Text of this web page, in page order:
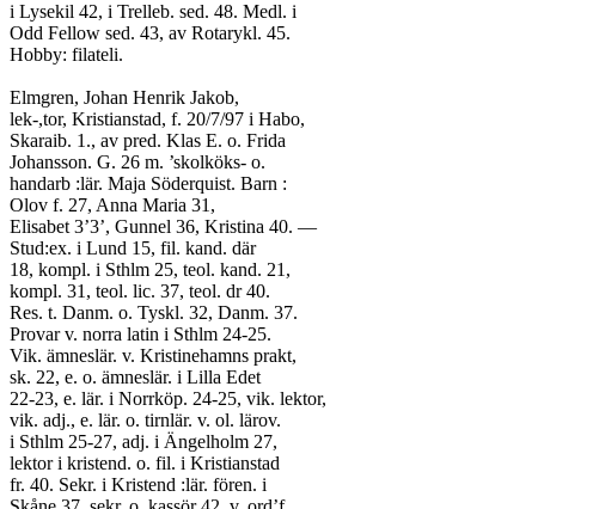
i Lysekil 42, i Trelleb. sed. 48. Medl. i
Odd Fellow sed. 43, av Rotarykl. 45.
Hobby: filateli.
Elmgren, Johan Henrik Jakob,
lek-,tor, Kristianstad, f. 20/7/97 i Habo,
Skaraib. 1., av pred. Klas E. o. Frida
Johansson. G. 26 m. ’skolköks- o.
handarb :lär. Maja Söderquist. Barn :
Olov f. 27, Anna Maria 31,
Elisabet 3’3’, Gunnel 36, Kristina 40. —
Stud:ex. i Lund 15, fil. kand. där
18, kompl. i Sthlm 25, teol. kand. 21,
kompl. 31, teol. lic. 37, teol. dr 40.
Res. t. Danm. o. Tyskl. 32, Danm. 37.
Provar v. norra latin i Sthlm 24-25.
Vik. ämneslär. v. Kristinehamns prakt,
sk. 22, e. o. ämneslär. i Lilla Edet
22-23, e. lär. i Norrköp. 24-25, vik. lektor,
vik. adj., e. lär. o. tirnlär. v. ol. lärov.
i Sthlm 25-27, adj. i Ängelholm 27,
lektor i kristend. o. fil. i Kristianstad
fr. 40. Sekr. i Kristend :lär. fören. i